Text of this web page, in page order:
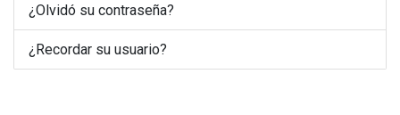
¿Olvidó su contraseña?
¿Recordar su usuario?